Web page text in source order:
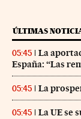
ÚLTIMAS
05:45
La
España: “Las
05:45 La
05:45
La UE se